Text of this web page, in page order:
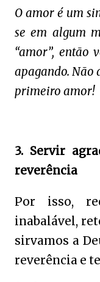
O amor é um
se em algum
“amor”, então
apagando. Não
primeiro amor!
3. Servir
reverência
Por isso,
inabalável,
sirvamos a
reverência e